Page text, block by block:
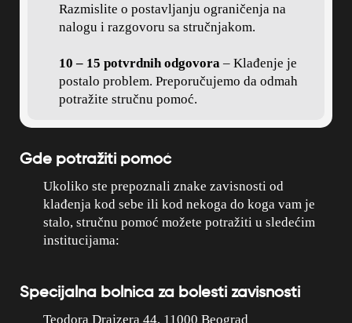
Razmislite o postavljanju ograničenja na
nalogu i razgovoru sa stručnjakom.
10 – 15 potvrdnih odgovora– Klađenje je
postalo problem. Preporučujemo da odmah
potražite stručnu pomoć.
Gde potražiti pomoć
Ukoliko ste prepoznali znake zavisnosti od
klađenja kod sebe ili kod nekoga do koga vam je
stalo, stručnu pomoć možete potražiti u sledećim
institucijama:
Specijalna bolnica za bolesti zavisnosti
Teodora Drajzera 44, 11000 Beograd